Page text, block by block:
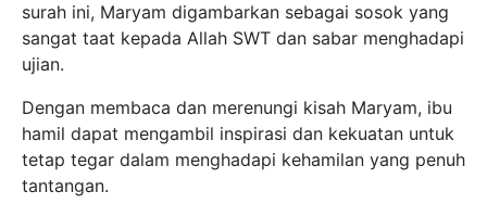
surah ini, Maryam digambarkan sebagai sosok yang
sangat taat kepada Allah SWT dan sabar menghadapi
ujian.
Dengan membaca dan merenungi kisah Maryam, ibu
hamil dapat mengambil inspirasi dan kekuatan untuk
tetap tegar dalam menghadapi kehamilan yang penuh
tantangan.